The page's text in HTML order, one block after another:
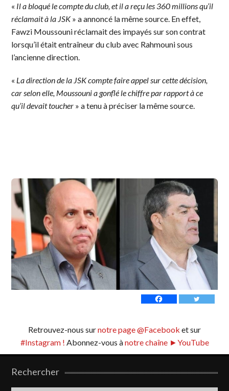
« Il a bloqué le compte du club, et il a reçu les 360 millions qu’il
réclamait à la JSK» a annoncé la même source. En effet,
Fawzi Moussouni réclamait des impayés sur son contrat
lorsqu’il était entraîneur du club avec Rahmouni sous
l’ancienne direction.
« La direction de la JSK compte faire appel sur cette décision,
car selon elle, Moussouni a gonflé le chiffre par rapport à ce
qu’il devait toucher » a tenu à préciser la même source.
Retrouvez-nous surnotre page @Facebook et sur
#Instagram ! Abonnez-vous ànotre chaîne ►YouTube
Rechercher